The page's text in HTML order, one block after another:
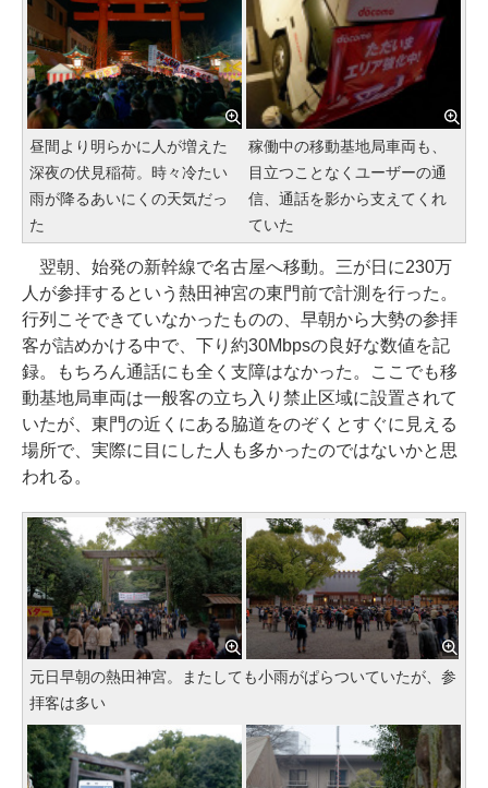
昼間より明らかに人が増えた
深夜の伏見稲荷。時々冷たい
雨が降るあいにくの天気だっ
た
稼働中の移動基地局車両も、
目立つことなくユーザーの通
信、通話を影から支えてくれ
ていた
翌朝、始発の新幹線で名古屋へ移動。三が日に230万
人が参拝するという熱田神宮の東門前で計測を行った。
行列こそできていなかったものの、早朝から大勢の参拝
客が詰めかける中で、下り約30Mbpsの良好な数値を記
録。もちろん通話にも全く支障はなかった。ここでも移
動基地局車両は一般客の立ち入り禁止区域に設置されて
いたが、東門の近くにある脇道をのぞくとすぐに見える
場所で、実際に目にした人も多かったのではないかと思
われる。
元日早朝の熱田神宮。またしても小雨がぱらついていたが、参
拝客は多い